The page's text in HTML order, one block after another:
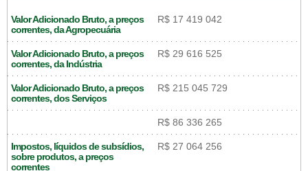
Valor Adicionado Bruto, a preços
correntes, da Agropecuária
R$ 17 419 042
Valor Adicionado Bruto, a preços
correntes, da Indústria
R$ 29 616 525
Valor Adicionado Bruto, a preços
correntes, dos Serviços
R$ 215 045 729
R$ 86 336 265
Impostos, líquidos de subsídios,
sobre produtos, a preços
correntes
R$ 27 064 256